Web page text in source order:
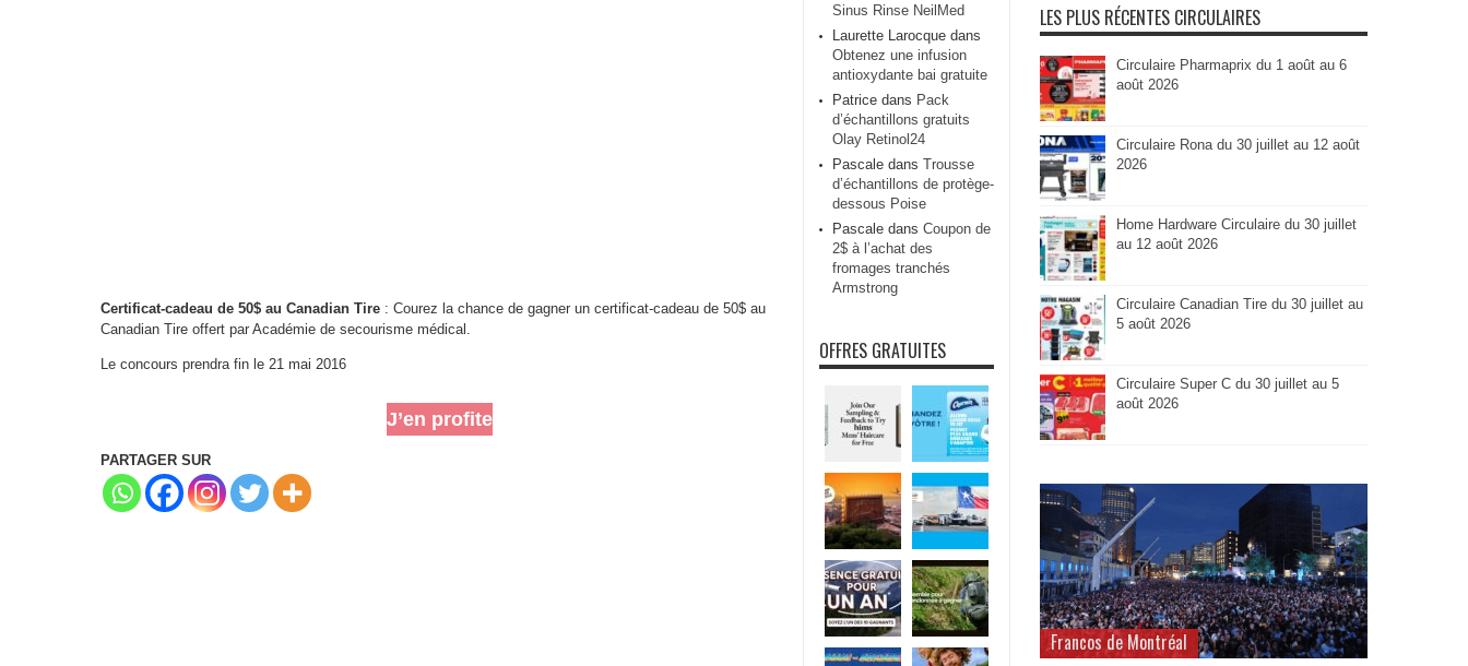
Certificat-cadeau de 50$ au Canadian Tire : Courez la chance de gagner un certificat-cadeau de 50$ au
Canadian Tire offert par Académie de secourisme médical.
Le concours prendra fin le 21 mai 2016
J’en profite
PARTAGER SUR
Sinus Rinse NeilMed
Laurette Larocque dans
Obtenez une infusion
antioxydante bai gratuite
Patrice dans Pack
d’échantillons gratuits
Olay Retinol24
Pascale dans Trousse
d’échantillons de protège-
dessous Poise
Pascale dans Coupon de
2$ à l’achat des
fromages tranchés
Armstrong
OFFRES GRATUITES
LES PLUS RÉCENTES CIRCULAIRES
Circulaire Pharmaprix du 1 août au 6
août 2026
Circulaire Rona du 30 juillet au 12 août
2026
Home Hardware Circulaire du 30 juillet
au 12 août 2026
Circulaire Canadian Tire du 30 juillet au
5 août 2026
Circulaire Super C du 30 juillet au 5
août 2026
Francos de Montréal